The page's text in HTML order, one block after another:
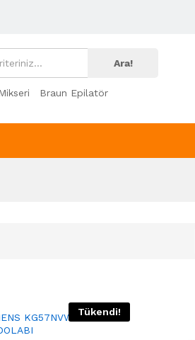
Ara!
Braun Epilatör
Tükendi!
KG57NVW22N